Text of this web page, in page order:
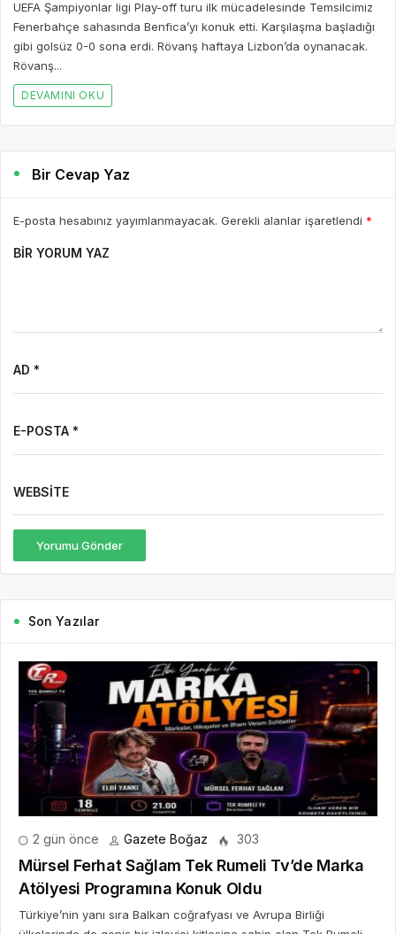
UEFA Şampiyonlar ligi Play-off turu ilk mücadelesinde Temsilcimiz
Fenerbahçe sahasında Benfica’yı konuk etti. Karşılaşma başladığı
gibi golsüz 0-0 sona erdi. Rövanş haftaya Lizbon’da oynanacak.
Rövanş...
DEVAMINI OKU
Bir Cevap Yaz
E-posta hesabınız yayımlanmayacak. Gerekli alanlar işaretlendi *
BIR YORUM YAZ
AD *
E-POSTA *
WEBSITE
Yorumu Gönder
Son Yazılar
2 gün önce Gazete Boğaz 303
Mürsel Ferhat Sağlam Tek Rumeli Tv’de Marka
Atölyesi Programına Konuk Oldu
Türkiye’nin yanı sıra Balkan coğrafyası ve Avrupa Birliği